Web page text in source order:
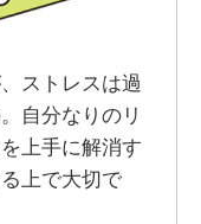
ストレスは過
自分なりのリ
上手に解消す
上で大切で